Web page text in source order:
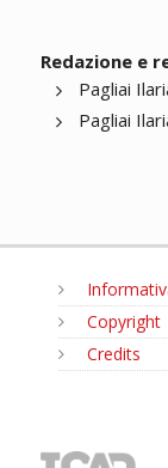
Redazione e
Pagliai
Pagliai
Copyright
Credits